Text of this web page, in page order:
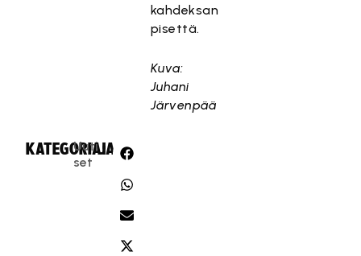
kahdeksan
pisettä.
Kuva:
Juhani
Järvenpää
KATEGORIA:
Uuti
set
JAA: